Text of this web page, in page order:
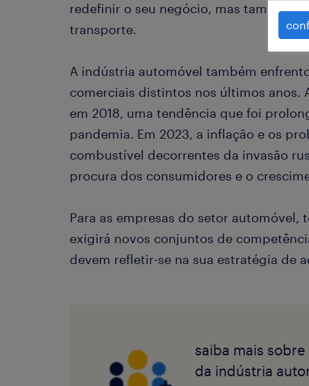
redefinir o seu negócio, mas também
transporte.
A indústria automóvel também
comerciais distintos nos últimos anos.
em 2018, uma tendência que foi
pandemia. Em 2023, a inflação e os
combustível decorrentes da invasão
procura dos consumidores e o
Para as empresas do setor automóvel,
exigirá novos conjuntos de
devem refletir-se na sua estratégia de
saiba mais
da indústria